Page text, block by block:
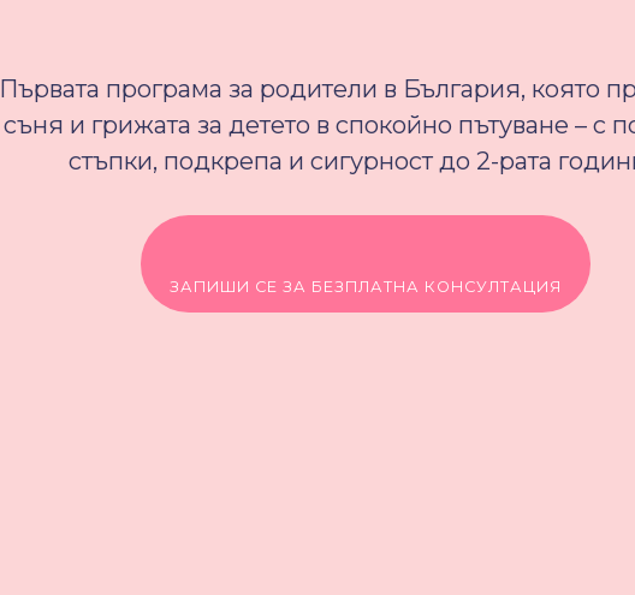
Първата програма за родители в България, която
съня и грижата за детето в спокойно пътуване – с
стъпки, подкрепа и сигурност до 2-рата
ЗАПИШИ СЕ ЗА БЕЗПЛАТНА КОНСУЛТАЦИЯ